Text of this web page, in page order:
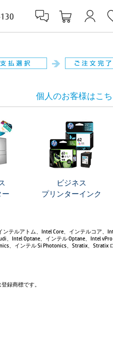
個人のお客様はこ
ー
ビジネス
プリンターインク
テルアトム、Intel Core、インテルコア、
、Intel Optane、インテル Optane、Intel
、インテル Si Photonics、Stratix、Stratix
録商標です。